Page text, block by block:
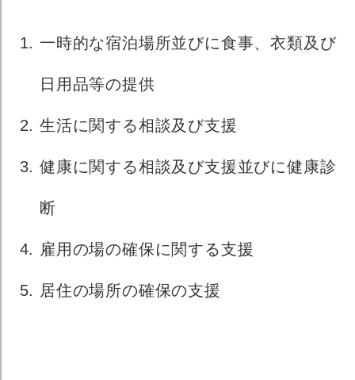
一時的な宿泊場所並びに食事、衣類及び
日用品等の提供
生活に関する相談及び支援
健康に関する相談及び支援並びに健康診
断
雇用の場の確保に関する支援
居住の場所の確保の支援